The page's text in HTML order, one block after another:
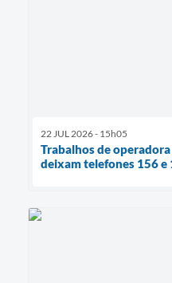
22 JUL 2026 - 15h05
Trabalhos de
deixam telefones 156 e